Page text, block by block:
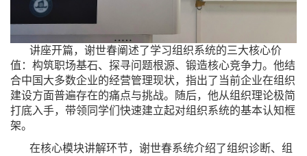
讲座开篇，谢世春阐述了学习组织系统的三大核心价
值：构筑职场基石、探寻问题根源、锻造核心竞争力。他结
合中国大多数企业的经营管理现状，指出了当前企业在组织
建设方面普遍存在的痛点与挑战。随后，他从组织理论极简
打底入手，带领同学们快速建立起对组织系统的基本认知框
架。
在核心模块讲解环节，谢世春系统介绍了组织诊断、组